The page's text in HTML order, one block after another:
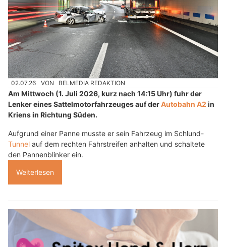
02.07.26 VON BELMEDIA REDAKTION
Am Mittwoch (1. Juli 2026, kurz nach 14:15 Uhr) fuhr der
Lenker eines Sattelmotorfahrzeuges auf derAutobahn A2 in
Kriens in Richtung Süden.
Aufgrund einer Panne musste er sein Fahrzeug im Schlund-
Tunnel auf dem rechten Fahrstreifen anhalten und schaltete
den Pannenblinker ein.
Weiterlesen